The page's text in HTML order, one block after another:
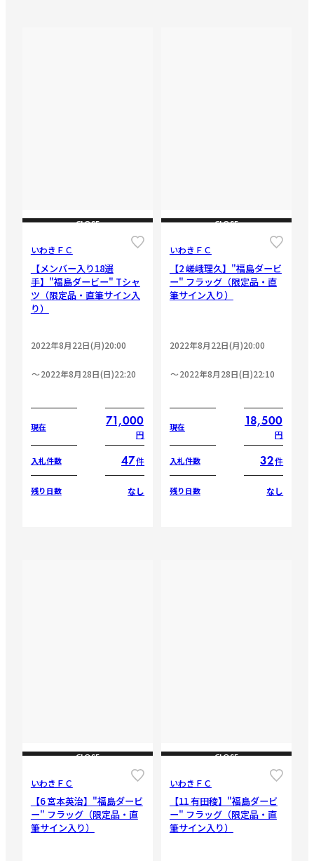
CLOSE
いわきＦＣ
【メンバー入り18選
手】"福島ダービー" Tシャ
ツ（限定品・直筆サイン入
り）
2022年8月22日(月)20:00
2022年8月28日(日)22:20
現在 71,000
円
入札件数 47件
残り日数 なし
CLOSE
いわきＦＣ
【2 嵯峨理久】"福島ダービ
ー" フラッグ（限定品・直
筆サイン入り）
2022年8月22日(月)20:00
2022年8月28日(日)22:10
現在 18,500
円
入札件数 32件
残り日数 なし
CLOSE
いわきＦＣ
【6 宮本英治】"福島ダービ
ー" フラッグ（限定品・直
筆サイン入り）
CLOSE
いわきＦＣ
【11 有田稜】"福島ダービ
ー" フラッグ（限定品・直
筆サイン入り）